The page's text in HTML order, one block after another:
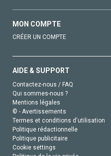
MON COMPTE
CRÉER UN COMPTE
AIDE & SUPPORT
Contactez-nous / FAQ
Qui sommes-nous ?
Mentions légales
© - Avertissements
Termes et conditions d'utilisation
Politique rédactionnelle
Politique publicitaire
Cookie settings